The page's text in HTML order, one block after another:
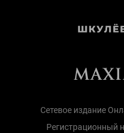
Сетевое издание
Регистрационный